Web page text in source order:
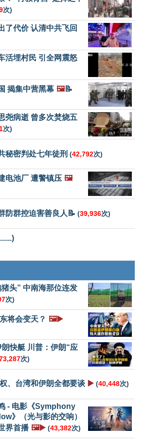
次)
了代价 认清中共飞回
活埋村民 引全网震怒
揭集中营黑幕 🖼️📝
尧病逝 曾多次焚烧五
次)
秘密判处七年徒刑 (42,792次)
电池厂 遭警镇压 🖼️
防群控迫害善良人📝 (39,936次)
头” 中南海那位连发
次)
将会变天？ 🖼️▶️
快艇 川普：伊朗“应
次)
、台湾和伊朗全都要谈 ▶️ (40,448次)
- 电影《Symphony
》（光与影的交响）
界首播 🖼️▶️ (43,382次)